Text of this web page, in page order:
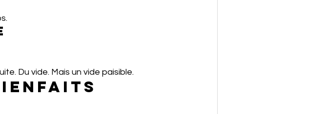
Du vide. Mais un vide paisible.